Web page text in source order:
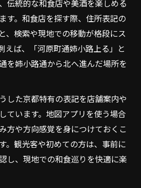
伝統的な和食店や美酒を楽しめる
す。和食店を探す際、住所表記の
、検索や現地での移動が格段にス
えば、「河原町通姉小路上る」と
を姉小路通から北へ進んだ場所を
した京都特有の表記を店舗案内や
ています。地図アプリを使う場合
方や方向感覚を身につけておくこ
。観光客や初めての方は、事前に
し、現地での和食巡りを快適に楽